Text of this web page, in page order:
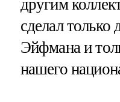
другим
сделал только
Эйфмана и
нашего